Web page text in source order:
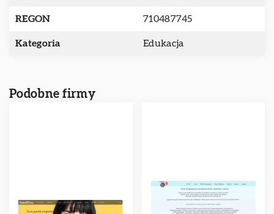
REGON 710487745
Kategoria Edukacja
Podobne firmy